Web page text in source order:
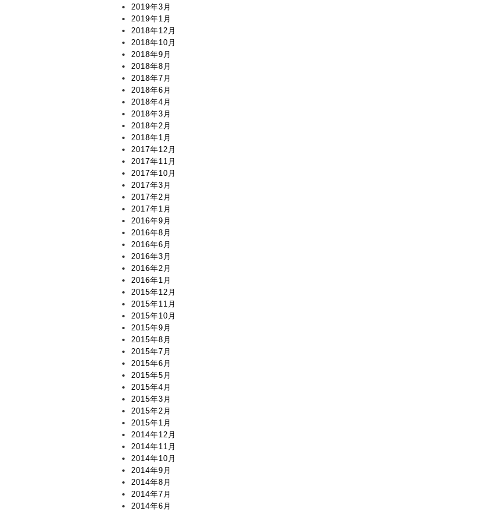
2019年3月
2019年1月
2018年12月
2018年10月
2018年9月
2018年8月
2018年7月
2018年6月
2018年4月
2018年3月
2018年2月
2018年1月
2017年12月
2017年11月
2017年10月
2017年3月
2017年2月
2017年1月
2016年9月
2016年8月
2016年6月
2016年3月
2016年2月
2016年1月
2015年12月
2015年11月
2015年10月
2015年9月
2015年8月
2015年7月
2015年6月
2015年5月
2015年4月
2015年3月
2015年2月
2015年1月
2014年12月
2014年11月
2014年10月
2014年9月
2014年8月
2014年7月
2014年6月